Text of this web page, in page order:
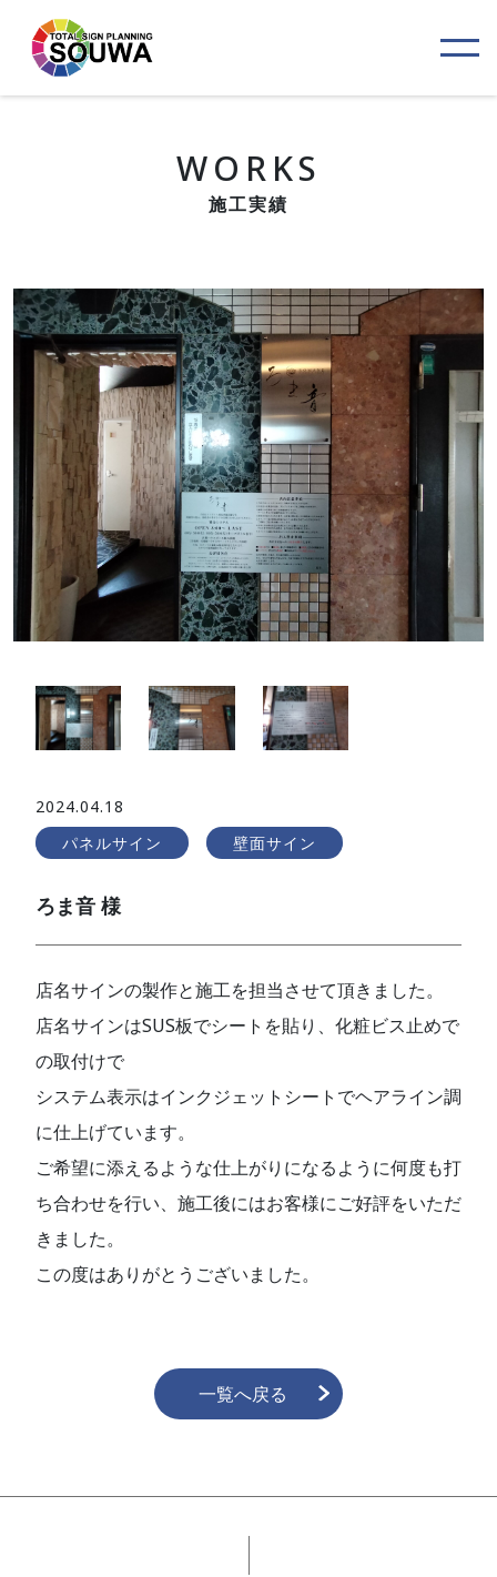
WORKS
施工実績
2024.04.18
パネルサイン
壁面サイン
ろま音 様
店名サインの製作と施工を担当させて頂きました。
店名サインはSUS板でシートを貼り、化粧ビス止めで
の取付けで
システム表示はインクジェットシートでヘアライン調
に仕上げています。
ご希望に添えるような仕上がりになるように何度も打
ち合わせを行い、施工後にはお客様にご好評をいただ
きました。
この度はありがとうございました。
一覧へ戻る